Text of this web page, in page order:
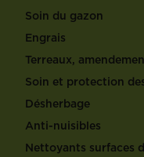
Soin du gazon
Engrais
Terreaux,
Soin et protection
Désherbage
Anti-nuisibles
Nettoyants surfaces